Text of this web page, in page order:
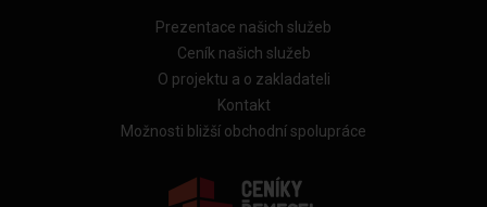
Prezentace našich služeb
Ceník našich služeb
O projektu a o zakladateli
Kontakt
Možnosti bližší obchodní spolupráce